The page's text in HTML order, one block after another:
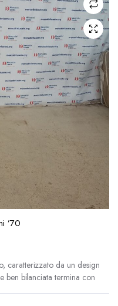
’70
caratterizzato da un design
ben bilanciata termina con